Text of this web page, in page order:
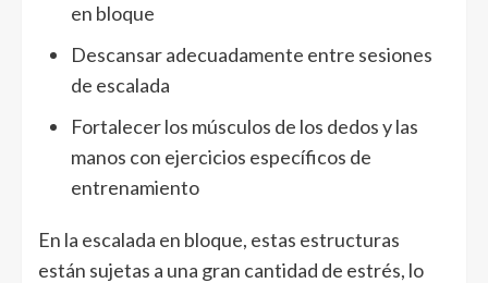
en bloque
Descansar adecuadamente entre sesiones
de escalada
Fortalecer los músculos de los dedos y las
manos con ejercicios específicos de
entrenamiento
En la escalada en bloque, estas estructuras
están sujetas a una gran cantidad de estrés, lo